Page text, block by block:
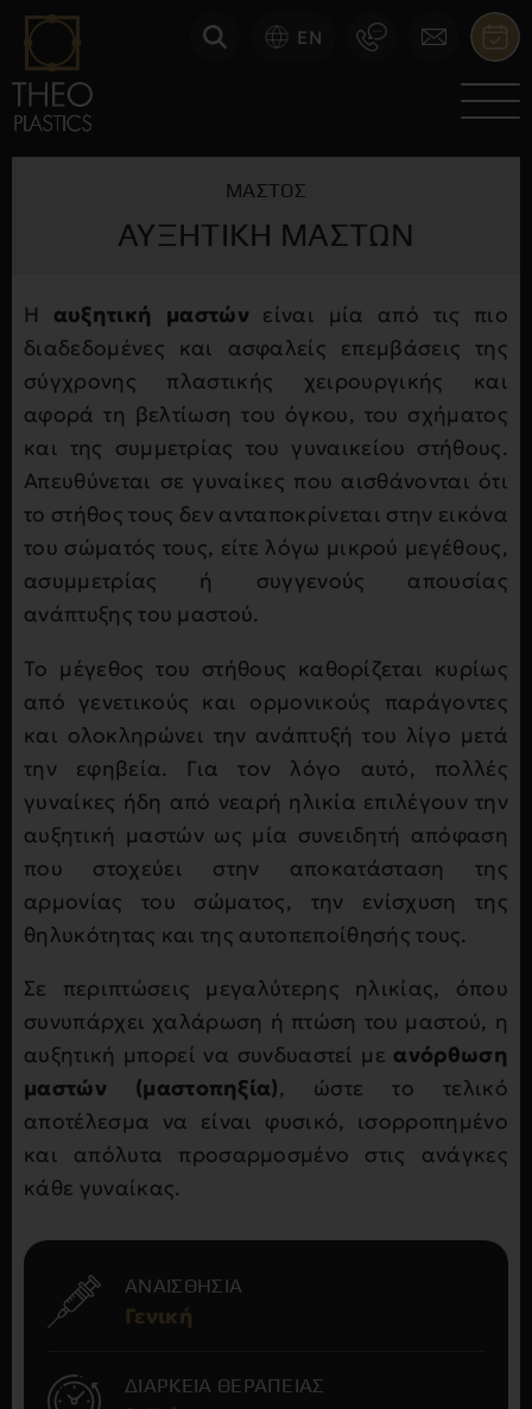
EN
ΜΑΣΤΌΣ
ΑΥΞΗΤΙΚΉ ΜΑΣΤΏΝ
Η αυξητική μαστώνείναι μία από τις πιο
διαδεδομένες και ασφαλείς επεμβάσεις της
σύγχρονης πλαστικής χειρουργικής και
αφορά τη βελτίωση του όγκου, του σχήματος
και της συμμετρίας του γυναικείου στήθους.
Απευθύνεται σε γυναίκες που αισθάνονται ότι
το στήθος τους δεν ανταποκρίνεται στην εικόνα
του σώματός τους, είτε λόγω μικρού μεγέθους,
ασυμμετρίας ή συγγενούς απουσίας
ανάπτυξης του μαστού.
Το μέγεθος του στήθους καθορίζεται κυρίως
από γενετικούς και ορμονικούς παράγοντες
και ολοκληρώνει την ανάπτυξή του λίγο μετά
την εφηβεία. Για τον λόγο αυτό, πολλές
γυναίκες ήδη από νεαρή ηλικία επιλέγουν την
αυξητική μαστών ως μία συνειδητή απόφαση
που στοχεύει στην αποκατάσταση της
αρμονίας του σώματος, την ενίσχυση της
θηλυκότητας και της αυτοπεποίθησής τους.
Σε περιπτώσεις μεγαλύτερης ηλικίας, όπου
συνυπάρχει χαλάρωση ή πτώση του μαστού, η
αυξητική μπορεί να συνδυαστεί με ανόρθωση
μαστών (μαστοπηξία), ώστε το τελικό
αποτέλεσμα να είναι φυσικό, ισορροπημένο
και απόλυτα προσαρμοσμένο στις ανάγκες
κάθε γυναίκας.
ΑΝΑΙΣΘΗΣΙΑ
Γενική
ΔΙΑΡΚΕΙΑ ΘΕΡΑΠΕΙΑΣ